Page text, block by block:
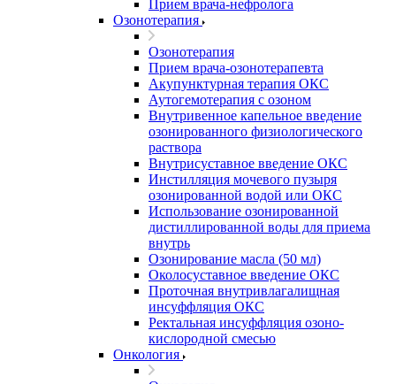
Прием врача-нефролога
Озонотерапия
Озонотерапия
Прием врача-озонотерапевта
Акупунктурная терапия ОКС
Аутогемотерапия с озоном
Внутривенное капельное введение
озонированного физиологического
раствора
Внутрисуставное введение ОКС
Инстилляция мочевого пузыря
озонированной водой или ОКС
Использование озонированной
дистиллированной воды для приема
внутрь
Озонирование масла (50 мл)
Околосуставное введение ОКС
Проточная внутривлагалищная
инсуффляция ОКС
Ректальная инсуффляция озоно-
кислородной смесью
Онкология